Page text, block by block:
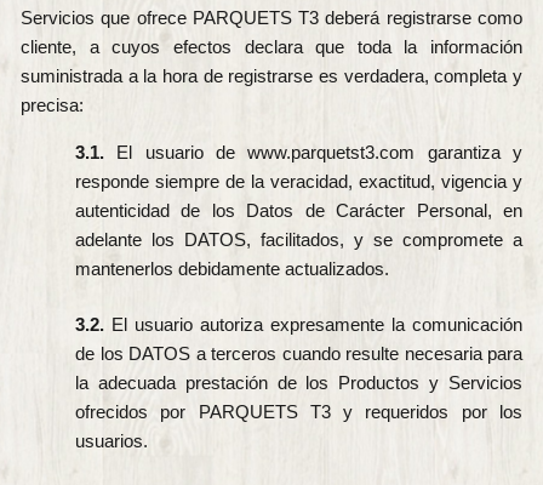
Servicios que ofrece PARQUETS T3 deberá registrarse como
cliente, a cuyos efectos declara que toda la información
suministrada a la hora de registrarse es verdadera, completa y
precisa:
3.1. El usuario de www.parquetst3.com garantiza y
responde siempre de la veracidad, exactitud, vigencia y
autenticidad de los Datos de Carácter Personal, en
adelante los DATOS, facilitados, y se compromete a
mantenerlos debidamente actualizados.
3.2. El usuario autoriza expresamente la comunicación
de los DATOS a terceros cuando resulte necesaria para
la adecuada prestación de los Productos y Servicios
ofrecidos por PARQUETS T3 y requeridos por los
usuarios.